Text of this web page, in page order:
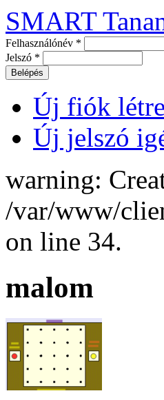
SMART
Felhasználónév *
Jelszó *
Új fiók
Új jelszó
warning:
/var/www/
on line 34.
malom